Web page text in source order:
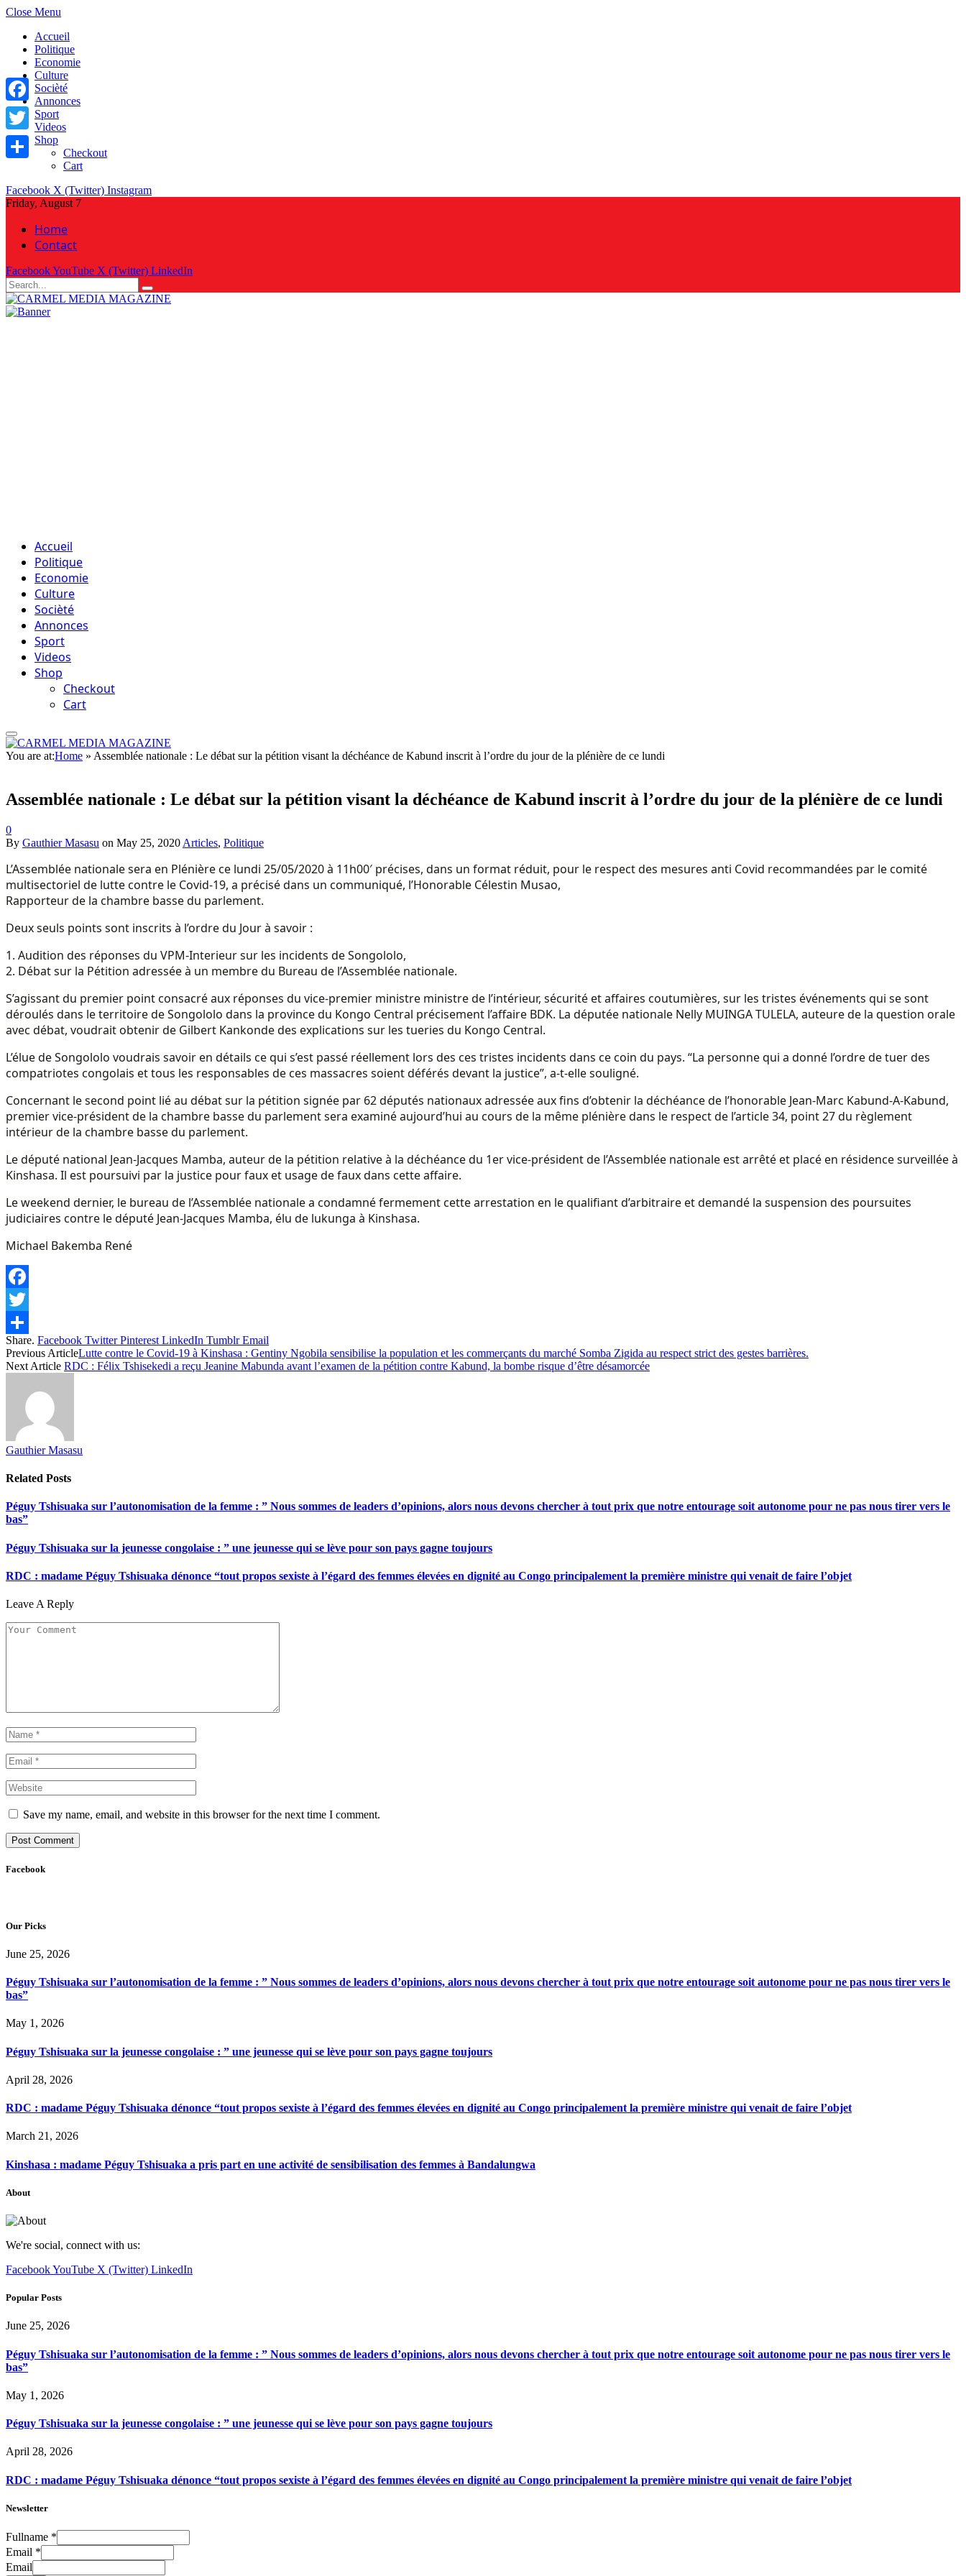
Close Menu
Accueil
Politique
Economie
Culture
Socièté
Annonces
Sport
Videos
Shop
Checkout
Cart
Facebook X (Twitter) Instagram
Friday, August 7
Home
Contact
FacebookYouTube X (Twitter) LinkedIn
Accueil
Politique
Economie
Culture
Socièté
Annonces
Sport
Videos
Shop
Checkout
Cart
You are at:Home » Assemblée nationale : Le débat sur la pétition visant la déchéance de Kabund inscrit à l’ordre du jour de la plénière de ce lundi
Assemblée nationale : Le débat sur la pétition visant la déchéance de Kabund inscrit à l’ordre du jour de la plénière de ce lundi
0
By Gauthier Masasu on May 25, 2020 Articles, Politique
L’Assemblée nationale sera en Plénière ce lundi 25/05/2020 à 11h00′ précises, dans un format réduit, pour le respect des mesures anti Covid recommandées par le comité
multisectoriel de lutte contre le Covid-19, a précisé dans un communiqué, l’Honorable Célestin Musao,
Rapporteur de la chambre basse du parlement.
Deux seuls points sont inscrits à l’ordre du Jour à savoir :
1. Audition des réponses du VPM-Interieur sur les incidents de Songololo,
2. Débat sur la Pétition adressée à un membre du Bureau de l’Assemblée nationale.
S’agissant du premier point consacré aux réponses du vice-premier ministre ministre de l’intérieur, sécurité et affaires coutumières, sur les tristes événements qui se sont
déroulés dans le territoire de Songololo dans la province du Kongo Central précisement l’affaire BDK. La députée nationale Nelly MUINGA TULELA, auteure de la question orale
avec débat, voudrait obtenir de Gilbert Kankonde des explications sur les tueries du Kongo Central.
L’élue de Songololo voudrais savoir en détails ce qui s’est passé réellement lors des ces tristes incidents dans ce coin du pays. “La personne qui a donné l’ordre de tuer des
compatriotes congolais et tous les responsables de ces massacres soient déférés devant la justice”, a-t-elle souligné.
Concernant le second point lié au débat sur la pétition signée par 62 députés nationaux adressée aux fins d’obtenir la déchéance de l’honorable Jean-Marc Kabund-A-Kabund,
premier vice-président de la chambre basse du parlement sera examiné aujourd’hui au cours de la même plénière dans le respect de l’article 34, point 27 du règlement
intérieur de la chambre basse du parlement.
Le député national Jean-Jacques Mamba, auteur de la pétition relative à la déchéance du 1er vice-président de l’Assemblée nationale est arrêté et placé en résidence surveillée à
Kinshasa. Il est poursuivi par la justice pour faux et usage de faux dans cette affaire.
Le weekend dernier, le bureau de l’Assemblée nationale a condamné fermement cette arrestation en le qualifiant d’arbitraire et demandé la suspension des poursuites
judiciaires contre le député Jean-Jacques Mamba, élu de lukunga à Kinshasa.
Michael Bakemba René
Facebook
Twitter
Share
Share. Facebook Twitter Pinterest LinkedIn Tumblr Email
Previous ArticleLutte contre le Covid-19 à Kinshasa : Gentiny Ngobila sensibilise la population et les commerçants du marché Somba Zigida au respect strict des gestes barrières.
Next Article RDC : Félix Tshisekedi a reçu Jeanine Mabunda avant l’examen de la pétition contre Kabund, la bombe risque d’être désamorcée
Gauthier Masasu
Related Posts
Péguy Tshisuaka sur l’autonomisation de la femme : ” Nous sommes de leaders d’opinions, alors nous devons chercher à tout prix que notre entourage soit autonome pour ne pas nous tirer vers le
bas”
Péguy Tshisuaka sur la jeunesse congolaise : ” une jeunesse qui se lève pour son pays gagne toujours
RDC : madame Péguy Tshisuaka dénonce “tout propos sexiste à l’égard des femmes élevées en dignité au Congo principalement la première ministre qui venait de faire l’objet
Leave A Reply
Save my name, email, and website in this browser for the next time I comment.
Facebook
Our Picks
June 25, 2026
Péguy Tshisuaka sur l’autonomisation de la femme : ” Nous sommes de leaders d’opinions, alors nous devons chercher à tout prix que notre entourage soit autonome pour ne pas nous tirer vers le
bas”
May 1, 2026
Péguy Tshisuaka sur la jeunesse congolaise : ” une jeunesse qui se lève pour son pays gagne toujours
April 28, 2026
RDC : madame Péguy Tshisuaka dénonce “tout propos sexiste à l’égard des femmes élevées en dignité au Congo principalement la première ministre qui venait de faire l’objet
March 21, 2026
Kinshasa : madame Péguy Tshisuaka a pris part en une activité de sensibilisation des femmes à Bandalungwa
About
We're social, connect with us:
FacebookYouTube X (Twitter) LinkedIn
Popular Posts
June 25, 2026
Péguy Tshisuaka sur l’autonomisation de la femme : ” Nous sommes de leaders d’opinions, alors nous devons chercher à tout prix que notre entourage soit autonome pour ne pas nous tirer vers le
bas”
May 1, 2026
Péguy Tshisuaka sur la jeunesse congolaise : ” une jeunesse qui se lève pour son pays gagne toujours
April 28, 2026
RDC : madame Péguy Tshisuaka dénonce “tout propos sexiste à l’égard des femmes élevées en dignité au Congo principalement la première ministre qui venait de faire l’objet
Newsletter
Fullname *
Email *
Email
Facebook
Twitter